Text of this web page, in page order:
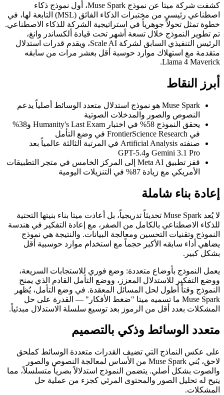
كشفت شركة ميتا عن نموذج Muse Spark، أول نموذج ذكاء
اصطناعي رئيسي من مختبرات الذكاء الفائق (MSL) التابعة لها، في
خطوة تمثل تحولاً جوهرياً في استراتيجية الشركة للذكاء الاصطناعي.
تم تطوير النموذج خلال تسعة أشهر تحت قيادة ألكساندر وانغ،
الرئيس التنفيذي السابق لشركة Scale AI، ويقدم قدرات استدلال
متقدمة مع استهلاك موارد حوسبة أقل بعشر مرات من سابقه
Llama 4 Maverick.
أبرز النقاط
Muse Spark هو نموذج استدلال متعدد الوسائط أصلياً يدعم
النصوص والصور والمدخلات الصوتية
يحقق النموذج 58% في اختبار Humanity's Last Exam و38%
في FrontierScience Research في وضع التأمل
صنفته Artificial Analysis في المرتبة الثالثة عالمياً بعد
Gemini 3.1 Pro وGPT-5.4
قفز تطبيق Meta AI إلى المركز الخامس في متجر التطبيقات
الأمريكي مع زيادة 87% في التنزيلات اليومية
إعادة بناء شاملة
لا يُعد Muse Spark تحديثاً تدريجياً، بل أعادت ميتا بناء بنيتها التحتية
للذكاء الاصطناعي بالكامل من الصفر، مع إعادة التفكير في هندسة
النموذج وتقنيات التحسين ومعالجة البيانات. والنتيجة هي نموذج
يضاهي أداء سابقه الأكبر حجماً مع استخدام موارد حوسبية أقل
بشكل كبير.
يعمل النموذج بأوضاع متعددة: وضع فوري للاستجابات السريعة،
ووضع التفكير للاستدلال المعزز، ووضع التأمل القادم الذي يمنح
النموذج وقتاً أطول لحل المسائل المعقدة. في وضع التأمل، يُظهر
Muse Spark ما تسميه ميتا "ضغط الأفكار" — القدرة على حل
المشكلات بعدد أقل من الرموز بعد توسيع سلسلة الاستدلال مبدئياً.
متعدد الوسائط وذكي بالتصميم
على عكس النماذج التي تضيف القدرات متعددة الوسائط كملحق
لاحق، بُني Muse Spark من الأساس لمعالجة النصوص والصور
والصوت بشكل أصلي. يتضمن النموذج استدلالاً بصرياً متسلسلاً، مما
يتيح له تحليل الصور والمحتوى المرئي كجزء من عملية حل
المشكلات.